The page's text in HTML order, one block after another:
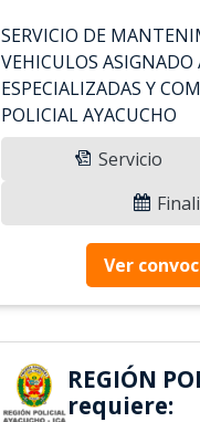
SERVICIO DE
VEHICULOS
ESPECIALIZADAS Y
POLICIAL AYACUCHO
Servicio
Ver
REGIÓN
requiere: